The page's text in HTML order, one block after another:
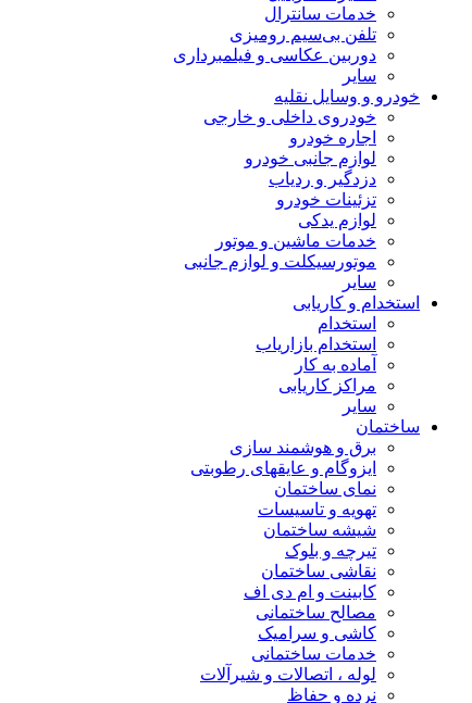
خدمات سانترال
تلفن بی‌سیم رومیزی
دوربین عکاسی و فیلمبرداری
سایر
خودرو و وسایل نقلیه
خودروی داخلی و خارجی
اجاره خودرو
لوازم جانبی خودرو
دزدگیر و ردیاب
تزئینات خودرو
لوازم یدکی
خدمات ماشین و موتور
موتورسیکلت و لوازم جانبی
سایر
استخدام و کاریابی
استخدام
استخدام بازاریاب
آماده به کار
مراکز کاریابی
سایر
ساختمان
برق و هوشمند سازی
ایزوگام و عایقهای رطوبتی
نمای ساختمان
تهویه و تاسیسات
شیشه ساختمان
تیرچه و بلوک
نقاشی ساختمان
کابینت و ام دی اف
مصالح ساختمانی
کاشی و سرامیک
خدمات ساختمانی
لوله ، اتصالات و شیرآلات
نرده و حفاظ